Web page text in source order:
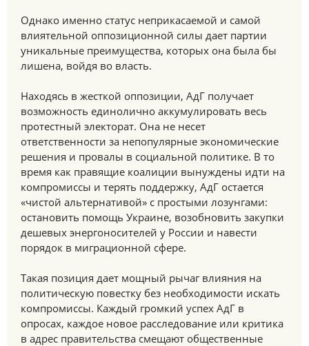
Однако именно статус неприкасаемой и самой
влиятельной оппозиционной силы дает партии
уникальные преимущества, которых она была бы
лишена, войдя во власть.
Находясь в жесткой оппозиции, АдГ получает
возможность единолично аккумулировать весь
протестный электорат. Она не несет
ответственности за непопулярные экономические
решения и провалы в социальной политике. В то
время как правящие коалиции вынуждены идти на
компромиссы и терять поддержку, АдГ остается
«чистой альтернативой» с простыми лозунгами:
остановить помощь Украине, возобновить закупки
дешевых энергоносителей у России и навести
порядок в миграционной сфере.
Такая позиция дает мощный рычаг влияния на
политическую повестку без необходимости искать
компромиссы. Каждый громкий успех АдГ в
опросах, каждое новое расследование или критика
в адрес правительства смещают общественные